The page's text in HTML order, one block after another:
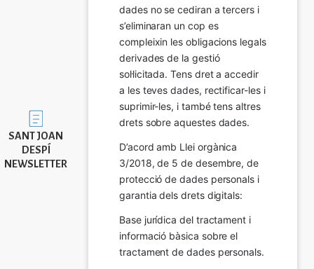
Imatge
SANT JOAN
DESPÍ
NEWSLETTER
dades no se cediran a tercers i
s’eliminaran un cop es
compleixin les obligacions legals
derivades de la gestió
sol·licitada. Tens dret a accedir
a les teves dades, rectificar-les i
suprimir-les, i també tens altres
drets sobre aquestes dades.
D’acord amb Llei orgànica
3/2018, de 5 de desembre, de
protecció de dades personals i
garantia dels drets digitals:
Base jurídica del tractament i
informació bàsica sobre el
tractament de dades personals.